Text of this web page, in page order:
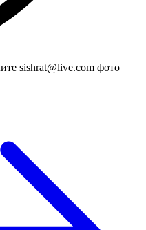
sishrat@live.com фото